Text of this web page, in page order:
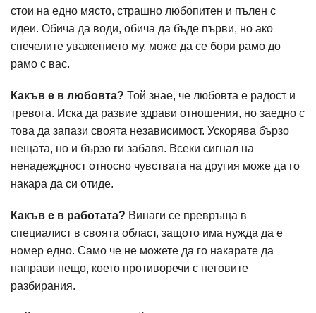
стои на едно място, страшно любопитен и пълен с
идеи. Обича да води, обича да бъде първи, но ако
спечелите уважението му, може да се бори рамо до
рамо с вас.
Какъв е в любовта? Той знае, че любовта е радост и
тревога. Иска да развие здрави отношения, но заедно с
това да запази своята независимост. Ускорява бързо
нещата, но и бързо ги забавя. Всеки сигнал на
ненадеждност относно чувствата на другия може да го
накара да си отиде.
Какъв е в работата? Винаги се превръща в
специалист в своята област, защото има нужда да е
номер едно. Само че не можете да го накарате да
направи нещо, което противоречи с неговите
разбирания.